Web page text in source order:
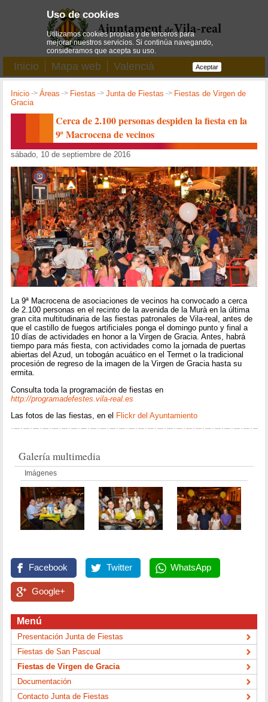
Inicio Mapa web Valencià
Inicio ->Áreas -> Fiestas ->Junta de Fiestas -> Fiestas de Virgen de
Gracia
Cerca de 2.100 personas despiden la fiesta en la
9ª Macrocena de vecinos
sábado, 10 de septiembre de 2016
La 9ª Macrocena de asociaciones de vecinos ha convocado a cerca
de 2.100 personas en el recinto de la avenida de la Murà en la última
gran cita multitudinaria de las fiestas patronales de Vila-real, antes de
que el castillo de fuegos artificiales ponga el domingo punto y final a
10 días de actividades en honor a la Virgen de Gracia. Antes, habrá
tiempo para más fiesta, con actividades como la jornada de puertas
abiertas del Azud, un tobogán acuático en el Termet o la tradicional
procesión de regreso de la imagen de la Virgen de Gracia hasta su
ermita.
Consulta toda la programación de fiestas en
http://programadefestes.vila-real.es
Las fotos de las fiestas, en el Flickr del Ayuntamiento
Galería multimedia
Imágenes
Facebook Twitter WhatsApp
Google+
Menú
Presentación Junta de Fiestas
Fiestas de San Pascual
Fiestas de Virgen de Gracia
Documentación
Contacto Junta de Fiestas
Uso de cookies
Utilizamos cookies propias y de terceros para
mejorar nuestros servicios. Si continúa navegando,
consideramos que acepta su uso.
Aceptar